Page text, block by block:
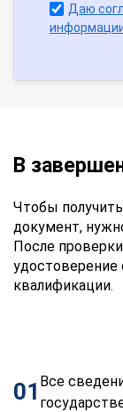
Даю
В
Чтобы
документ,
После
квалификации.
01 Все